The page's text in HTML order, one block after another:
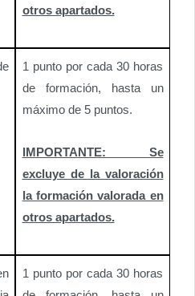
otros apartados.
1 punto por cada 30 horas
de formación, hasta un
máximo de 5 puntos.
IMPORTANTE: Se
excluye de la valoración
la formación valorada en
otros apartados.
1 punto por cada 30 horas